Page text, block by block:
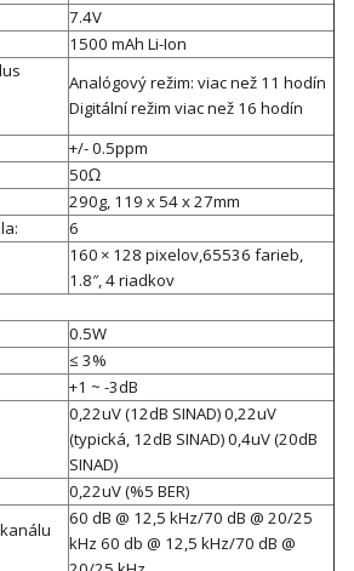
7.4V
1500 mAh Li-Ion
Analógový režim: viac než 11 hodín
Digitální režim viac než 16 hodín
+/- 0.5ppm
50Ω
290g, 119 x 54 x 27mm
6
160 × 128 pixelov,65536 farieb,
1.8″, 4 riadkov
0.5W
≤ 3%
+1 ~ -3dB
0,22uV (12dB SINAD) 0,22uV
(typická, 12dB SINAD) 0,4uV (20dB
SINAD)
0,22uV (%5 BER)
60 dB @ 12,5 kHz/70 dB @ 20/25
kHz 60 db @ 12,5 kHz/70 dB @